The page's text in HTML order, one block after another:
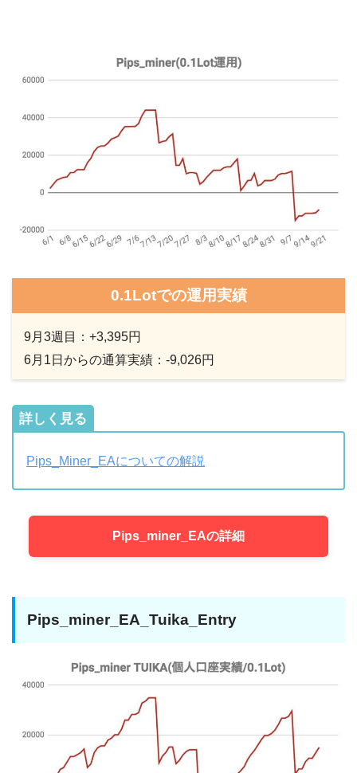
0.1Lotでの運用実績
9月3週目：+3,395円
6月1日からの通算実績：-9,026円
詳しく見る
Pips_Miner_EAについての解説
Pips_miner_EAの詳細
Pips_miner_EA_Tuika_Entry